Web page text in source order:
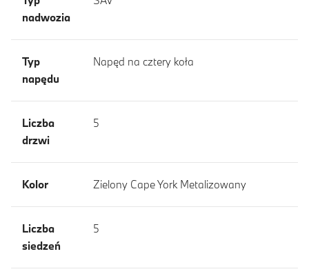
nadwozia
Typ
napędu
Napęd na cztery koła
Liczba
drzwi
5
Kolor Zielony Cape York Metalizowany
Liczba
siedzeń
5